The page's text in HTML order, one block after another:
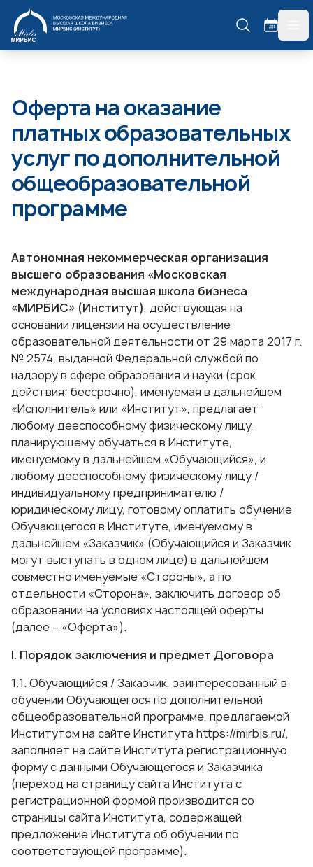
МИРБИС
Оферта на оказание
платных образовательных
услуг по дополнительной
общеобразовательной
программе
Автономная некоммерческая организация
высшего образования «Московская
международная высшая школа бизнеса
«МИРБИС» (Институт), действующая на
основании лицензии на осуществление
образовательной деятельности от 29 марта 2017 г.
№ 2574, выданной Федеральной службой по
надзору в сфере образования и науки (срок
действия: бессрочно), именуемая в дальнейшем
«Исполнитель» или «Институт», предлагает
любому дееспособному физическому лицу,
планирующему обучаться в Институте,
именуемому в дальнейшем «Обучающийся», и
любому дееспособному физическому лицу /
индивидуальному предпринимателю /
юридическому лицу, готовому оплатить обучение
Обучающегося в Институте, именуемому в
дальнейшем «Заказчик» (Обучающийся и Заказчик
могут выступать в одном лице),в дальнейшем
совместно именуемые «Стороны», а по
отдельности «Сторона», заключить договор об
образовании на условиях настоящей оферты
(далее – «Оферта»).
I. Порядок заключения и предмет Договора
1.1. Обучающийся / Заказчик, заинтересованный в
обучении Обучающегося по дополнительной
общеобразовательной программе, предлагаемой
Институтом на сайте Института https://mirbis.ru/,
заполняет на сайте Института регистрационную
форму с данными Обучающегося и Заказчика
(переход на страницу сайта Института с
регистрационной формой производится со
страницы сайта Института, содержащей
предложение Института об обучении по
соответствующей программе).